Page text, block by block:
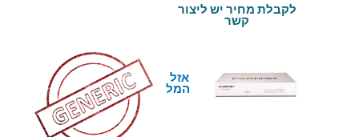
לקבלת מחיר יש ליצור
קשר
אזל מן
המלאי